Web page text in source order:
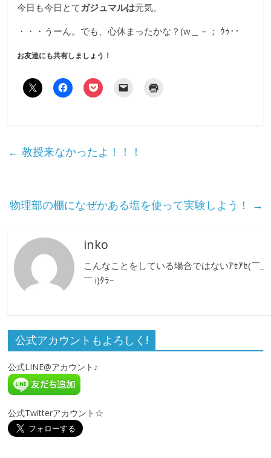
今日も今日とて ガジュマルは元気。
・・・うーん。でも、心休まったかな？(w＿－； ｳｩ･･
お友達にも共有しましょう！
← 教授来なかったよ！！！
物理部の棚になぜかある塩を使って実験しよう！ →
inko
こんなことをしている場合ではないｱｾｱｾ(￣_
￣ i)ﾀﾗｰ
公式アカウントもよろしく!
公式LINE@アカウント♪
公式Twitterアカウント☆